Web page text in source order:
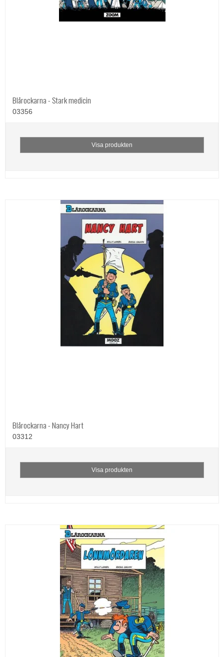
Blårockarna - Stark medicin
03356
Visa produkten
Blårockarna - Nancy Hart
03312
Visa produkten